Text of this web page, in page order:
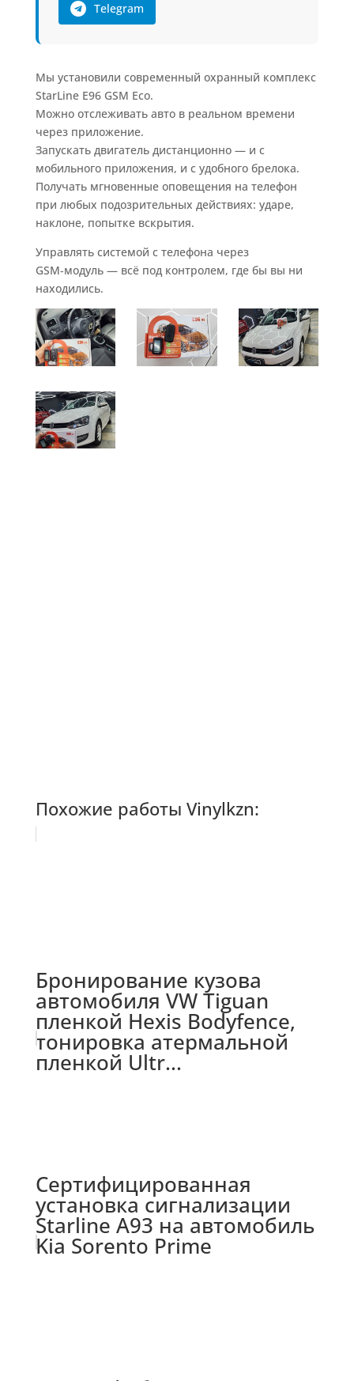
Telegram
Мы установили современный охранный комплекс
StarLine E96 GSM Eco.
Можно отслеживать авто в реальном времени
через приложение.
Запускать двигатель дистанционно — и с
мобильного приложения, и с удобного брелока.
Получать мгновенные оповещения на телефон
при любых подозрительных действиях: ударе,
наклоне, попытке вскрытия.
Управлять системой с телефона через
GSM‑модуль — всё под контролем, где бы вы ни
находились.
Похожие работы Vinylkzn:
Бронирование кузова
автомобиля VW Tiguan
пленкой Hexis Bodyfence,
тонировка атермальной
пленкой Ultr...
Сертифицированная
установка сигнализации
Starline A93 на автомобиль
Kia Sorento Prime